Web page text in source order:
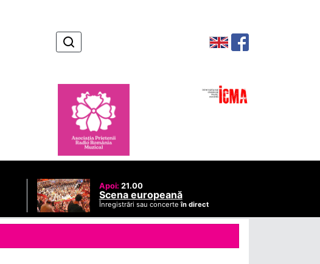
Apoi: 21.00
Scena europeană
Înregistrări sau concerteîn direct